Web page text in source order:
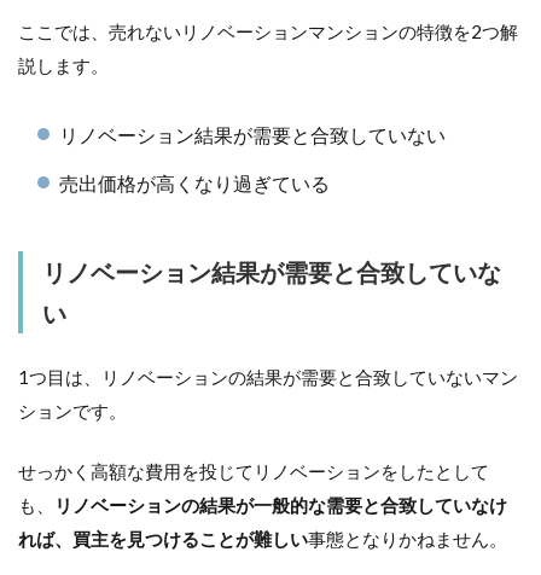
ここでは、売れないリノベーションマンションの特徴を2つ解
説します。
リノベーション結果が需要と合致していない
売出価格が高くなり過ぎている
リノベーション結果が需要と合致していな
い
1つ目は、リノベーションの結果が需要と合致していないマン
ションです。
せっかく高額な費用を投じてリノベーションをしたとして
も、
リノベーションの結果が一般的な需要と合致していなけ
れば、買主を見つけることが難しい事態となりかねません。